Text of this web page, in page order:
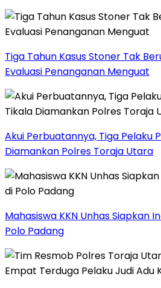
Tiga Tahun Kasus Stoner Tak
Evaluasi Penanganan Menguat
Akui Perbuatannya, Tiga Pelaku
Diamankan Polres Toraja Utara
Mahasiswa KKN Unhas Siapkan
Polo Padang